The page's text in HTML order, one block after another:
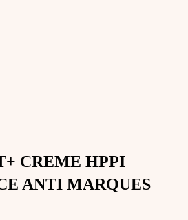
CREME HPPI
ANTI MARQUES